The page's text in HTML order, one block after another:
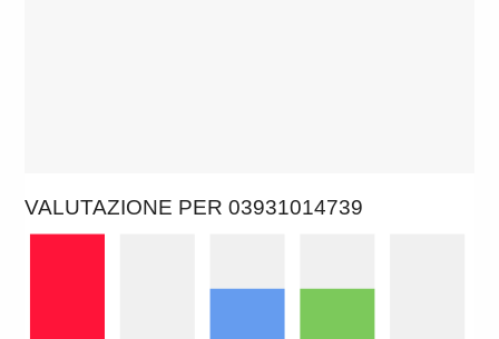
VALUTAZIONE PER 03931014739